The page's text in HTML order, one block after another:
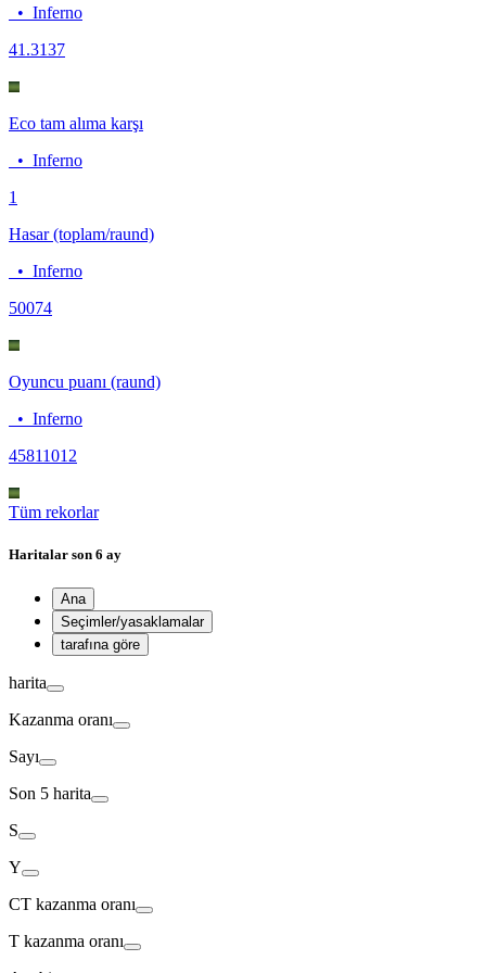
• Inferno
41.3137
Eco tam alıma karşı
• Inferno
1
Hasar (toplam/raund)
• Inferno
50074
Oyuncu puanı (raund)
• Inferno
45811012
Tüm rekorlar
Haritalar son 6 ay
Ana
Seçimler/yasaklamalar
tarafına göre
harita
Kazanma oranı
Sayı
Son 5 harita
S
Y
CT kazanma oranı
T kazanma oranı